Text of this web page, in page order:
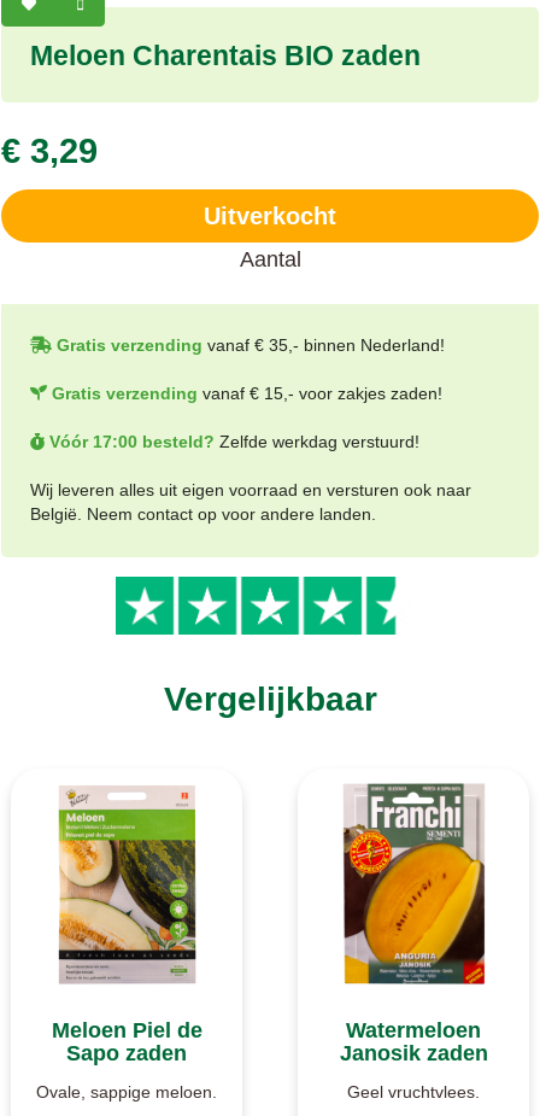
Meloen Charentais BIO zaden
€ 3,29
Uitverkocht
Aantal
Gratis verzending vanaf € 35,- binnen Nederland!
Gratis verzending vanaf € 15,- voor zakjes zaden!
Vóór 17:00 besteld? Zelfde werkdag verstuurd!
Wij leveren alles uit eigen voorraad en versturen ook naar
België. Neem contact op voor andere landen.
Vergelijkbaar
Meloen Piel de
Sapo zaden
Ovale, sappige meloen.
Watermeloen
Janosik zaden
Geel vruchtvlees.